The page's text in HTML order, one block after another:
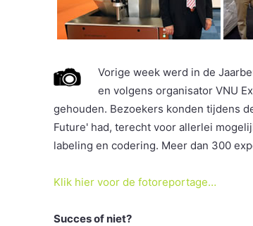
Vorige week werd in de
en volgens organisator VNU
gehouden. Bezoekers konden tijdens
Future' had, terecht voor allerlei
labeling en codering. Meer dan 300
Klik hier voor de fotoreportage…
Succes of niet?